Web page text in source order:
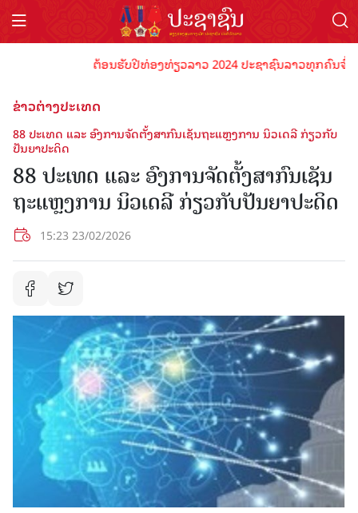
ຕ້ອນຮັບປີທ່ອງທ່ຽວລາວ 2024 ປະຊາຊົນລາວທຸກຄົນຈົ່ງ
ຂ່າວຕ່າງປະເທດ
88 ປະ​ເທດ ແລະ ອົງ​ການ​ຈັດ​ຕັ້ງ​ສາ​ກົນ​ເຊັນ​ຖະ​ແຫຼງ​ການ ນິວ​ເດ​ລີ ກ່ຽວ​ກັບ​
ປັນ​ຍາ​ປະ​ດິດ
88 ປະ​ເທດ ແລະ ອົງ​ການ​ຈັດ​ຕັ້ງ​ສາ​ກົນ​ເຊັນ​
ຖະ​ແຫຼງ​ການ ນິວ​ເດ​ລີ ກ່ຽວ​ກັບ​ປັນ​ຍາ​ປະ​ດິດ
15:23 23/02/2026